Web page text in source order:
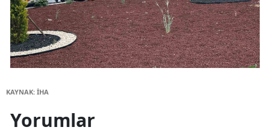
KAYNAK: İHA
Yorumlar